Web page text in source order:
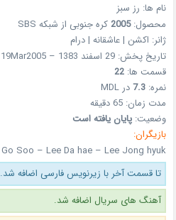
نام ها: رز سبز
محصول:2005کره جنوبی از شبکه SBS
ژانر: اکشن | عاشقانه | درام
تاریخ پخش: 29 اسفند 1383 – 19Mar2005
قسمت ها:22
نمره:7.3در MDL
مدت زمان: 65 دقیقه
وضعیت:پایان یافته است
بازیگران:
Go Soo – Lee Da hae – Lee Jong hyuk
تا قسمت آخر با زیرنویس فارسی اضافه شد.
آهنگ های سریال اضافه شد.